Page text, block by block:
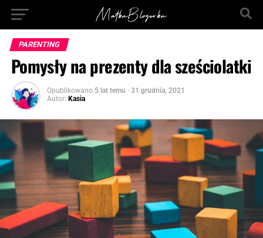
PARENTING
Pomysły na prezenty dla sześciolatki
Opublikowano 5 lat temu - 31 grudnia, 2021
Autor: Kasia